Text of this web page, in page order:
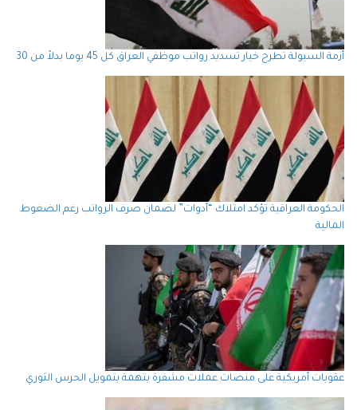
أزمة السيولة تطرح خيار تسديد رواتب موظفي العراق كل 45 يوما بدلاً من 30
الحكومة العراقية تؤكد امتلاك “أدوات” لضمان صرف الرواتب رغم الضغوط
المالية
عقوبات أمريكية على منصات عملات مشفرة بتهمة بتمويل الحرس الثوري